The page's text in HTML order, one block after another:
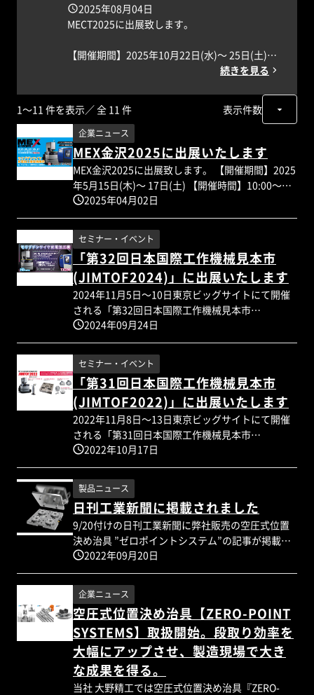
2025年08月04日
MECT2025に出展致します。
【開催期間】2025年10月22日(水)～ 25日(土)
【開催時間】10:00～17:00(最終日は16:00まで)
【大野精工小間番号】第1展示館1C23(タイナテ
ックと合同ブース)
【出展物】
・モリブデンワイヤ放電加工機HBseries(実機展
示)
・超小型モリブデンワイヤ放電加工機TX150(実
機展示)
・ワイヤカット用平行…
続きを見る
1～11 件を表示／ 全 11 件 表示件数
MEX金沢2025に出展いたします
企業ニュース
MEX金沢2025に出展致します。 【開催期間】2025
年5月15日(木)～ 17日(土) 【開催時間】10:00～
17:00(最終日は16:00まで) 【場所】石川県産業展
示館 【大野精工小間番号】1号館022 【出展物】
・モリブデンワイヤ放電加工機HBseries(実機展示)
・超小型モリブデンワイヤ放電加工機TX150(実機
展示) ・ワイヤカット用平行出し治具
PADseries など SiC、難削材加工に対応したモ
リブデンワイヤ放電加工機を実演展示い致します
のでお立ち寄りください！ また、独自の特許技術
により平行出しの時間を大幅短縮できるワイヤカ
ット用平行出し治具PADseriesも展示致します。
是非見て・触れて技術を体感してください！
2025年04月02日
「第32回日本国際工作機械見本市
(JIMTOF2024)」に出展いたします
セミナー・イベント
2024年11月5日～10日東京ビッグサイトにて開催
される「第32回日本国際工作機械見本市
(JIMTOF2024)」に出展いたします。 CNCモリブデ
ンワイヤ放電加工機「HB400」「TX-150」の実機
展示、ワイヤ放電加工機用レベリングベース
「PADシリーズ」、空圧式位置決め治具「ZERO-
POINT SYSTEMS（ゼロポイントシステム）」など
の展示を致します。 実物の機械・製品を見て頂け
る機会ですので、ぜひお越し下さいませ。 【展示
製品】 ◆CNCモリブデンワイヤ放電加工機「HBシ
リーズ」 ◆CNCモリブデンワイヤ放電加工機「TX-
150」 ◆ワイヤ放電加工機用治具「PADシリー
ズ」 ◆空圧式位置決め治具「ゼロ-ポイントシステ
ム」
2024年09月24日
「第31回日本国際工作機械見本市
(JIMTOF2022)」に出展いたします
セミナー・イベント
2022年11月8日～13日東京ビッグサイトにて開催
される「第31回日本国際工作機械見本市
(JIMTOF2022)」に出展いたします。 CNCモリブデ
ンワイヤ放電加工機「HBシリーズ」の実機展示を
はじめ、刃先交換式ボールエンドミル、機械加工
用 空圧式位置決め治具「ZERO-POINT
SYSTEMS（ゼロポイントシステム）」などの展示
を致します。 実物の機械・製品を見て頂ける機会
ですので、ぜひお越し下さいませ。 【展示製品】
◆CNCモリブデンワイヤ放電加工機「HBシリー
ズ」 ◆ワイヤ放電加工機用治具「PADシリーズ」
◆空圧式位置決め治具「ゼロ-ポイントシステム」
◆NANOTECH製刃先交換式「ボールエンドミル」
2022年10月17日
日刊工業新聞に掲載されました
製品ニュース
9/20付けの日刊工業新聞に弊社販売の空圧式位置
決め治具 ”ゼロポイントシステム”の記事が掲載さ
れました。 下記より電子版でもお読みいただけま
す。
https://www.nikkan.co.jp/articles/view/0064866
6
2022年09月20日
空圧式位置決め治具【ZERO-POINT
SYSTEMS】取扱開始。段取り効率を
大幅にアップさせ、製造現場で大き
な成果を得る。
企業ニュース
当社 大野精工では空圧式位置決め治具『ZERO-